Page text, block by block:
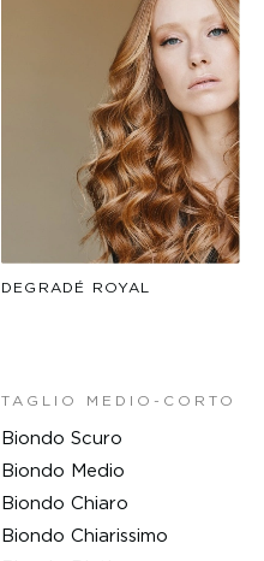
DEGRADÉ ROYAL
TAGLIO MEDIO-CORTO
Biondo Scuro
Biondo Medio
Biondo Chiaro
Biondo Chiarissimo